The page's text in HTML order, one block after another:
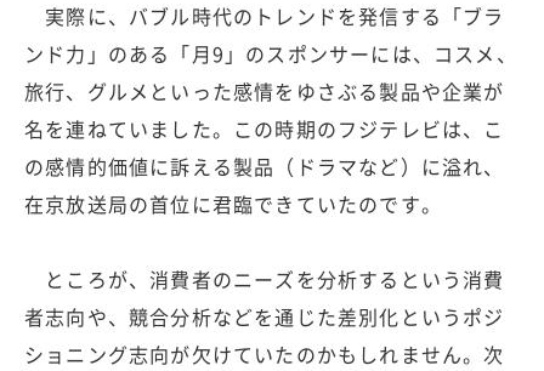
実際に、バブル時代のトレンドを発信する「ブラ
ンド力」のある「月9」のスポンサーには、コスメ、
旅行、グルメといった感情をゆさぶる製品や企業が
名を連ねていました。この時期のフジテレビは、こ
の感情的価値に訴える製品（ドラマなど）に溢れ、
在京放送局の首位に君臨できていたのです。
ところが、消費者のニーズを分析するという消費
者志向や、競合分析などを通じた差別化というポジ
ショニング志向が欠けていたのかもしれません。次